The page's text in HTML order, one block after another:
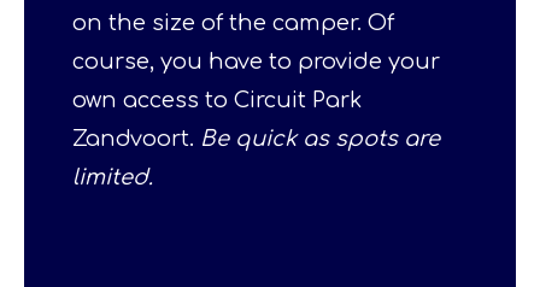
on the size of the camper. Of
course, you have to provide your
own access to Circuit Park
Zandvoort. Be quick as spots are
limited.